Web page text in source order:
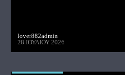
lover882admin
28 ΙΟΥΛΊΟΥ 2026